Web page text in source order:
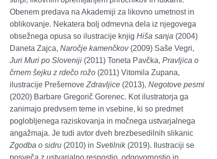
Obenem predava na Akademiji za likovno umetnost in
oblikovanje. Nekatera bolj odmevna dela iz njegovega
obsežnega opusa so ilustracije knjig Hiša sanja (2004)
Daneta Zajca, Naročje kamenčkov(2009) Saše Vegri,
Juri Muri po Sloveniji (2011) Toneta Pavčka, Pravljica o
črnem šejku z rdečo rožo (2011) Vitomila Zupana,
ilustracije Prešernove Zdravljice (2013), Negotove pesmi
(2020) Barbare Gregorič Gorenec. Kot ilustratorja ga
zanimajo predvsem teme in vsebine, ki so predmet
poglobljenega raziskovanja in močnega ustvarjalnega
angažmaja. Je tudi avtor dveh brezbesedilnih slikanic
Zgodba o sidru (2010) in Svetilnik(2019). Ilustraciji se